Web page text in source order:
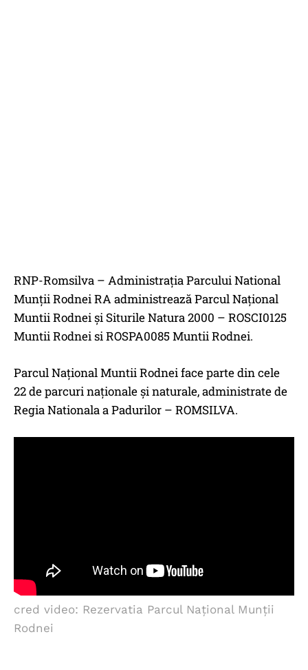
RNP-Romsilva – Administrația Parcului National
Munții Rodnei RA administrează Parcul Național
Muntii Rodnei și Siturile Natura 2000 – ROSCI0125
Muntii Rodnei si ROSPA0085 Muntii Rodnei.
Parcul Național Muntii Rodnei face parte din cele
22 de parcuri naționale și naturale, administrate de
Regia Nationala a Padurilor – ROMSILVA.
cred video: Rezervatia Parcul Național Munții
Rodnei